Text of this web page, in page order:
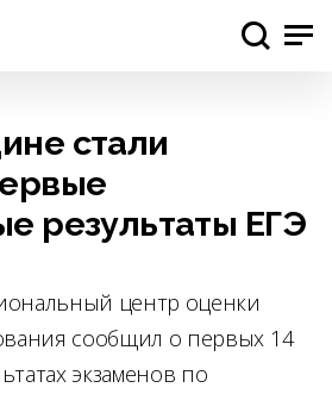
стали
результаты ЕГЭ
центр оценки
сообщил о первых 14
экзаменов по